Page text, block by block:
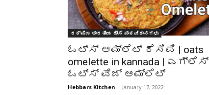
ದಕ್ಷಿಣ ಭಾರತೀಯ ದೋಸೆ ಪಾಕವಿಧಾನಗಳು
ಓಟ್ಸ್ ಆಮ್ಲೆಟ್ ರೆಸಿಪಿ | oats
omelette in kannada | ಎಗ್ಲೆಸ್
ಓಟ್ಸ್ ವೆಜ್ ಆಮ್ಲೆಟ್
Hebbars Kitchen - January 17, 2022